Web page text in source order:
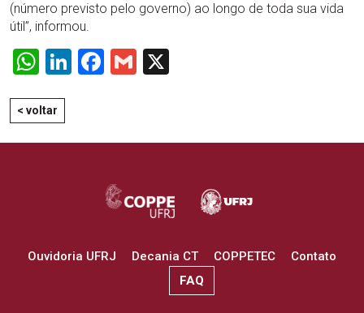
(número previsto pelo governo) ao longo de toda sua vida
útil”, informou.
WhatsApp
LinkedIn
Facebook
Gmail
< voltar
Ouvidoria UFRJ Decania CT COPPETEC
Contato
FAQ